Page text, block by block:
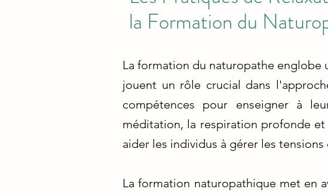
la Formation du
La formation du naturopathe englobe
jouent un rôle crucial dans
compétences pour enseigner à
méditation, la respiration profonde
aider les individus à gérer les
La formation naturopathique met en